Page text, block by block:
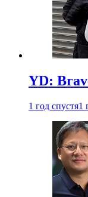
YD:
1 год спустя1